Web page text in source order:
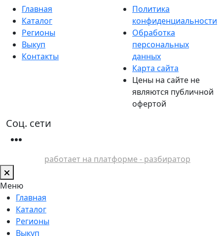
Главная
Каталог
Регионы
Выкуп
Контакты
Политика
конфиденциальности
Обработка
персональных
данных
Карта сайта
Цены на сайте не
являются публичной
офертой
Соц. сети
работает на платформе - разбиратор
Меню
Главная
Каталог
Регионы
Выкуп